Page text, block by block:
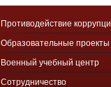
Противодействие
Образовательные проекты
Военный учебный центр
Сотрудничество